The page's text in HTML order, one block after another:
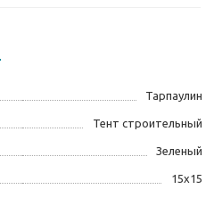
Тарпаулин
Тент строительный
Зеленый
15х15